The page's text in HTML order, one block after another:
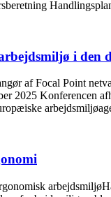
i den
af Focal Point
2025 Konferencen